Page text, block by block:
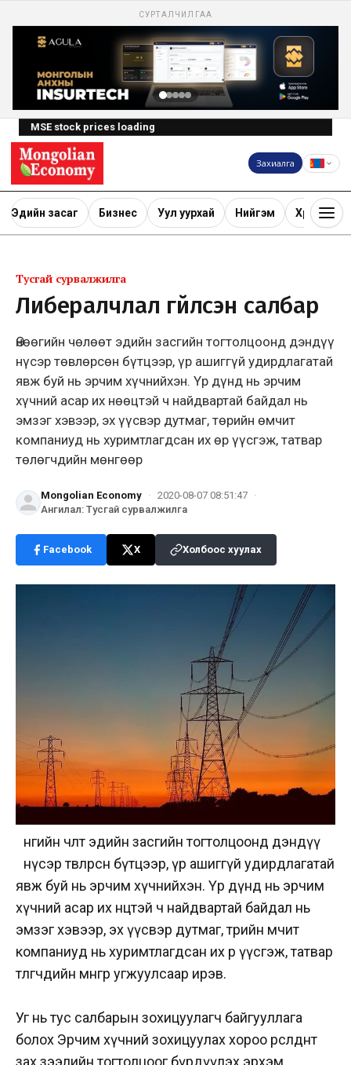
СУРТАЛЧИЛГАА
MSE stock prices loading
Захиалга
Эдийн засаг Бизнес Уул уурхай Нийгэм Хөрөнгө
Тусгай сурвалжилга
Либералчлал үгүйлсэн салбар
Өнөөгийн чөлөөт эдийн засгийн тогтолцоонд дэндүү
нүсэр төвлөрсөн бүтцээр, үр ашиггүй удирдлагатай
явж буй нь эрчим хүчнийхэн. Үр дүнд нь эрчим
хүчний асар их нөөцтэй ч найдвартай байдал нь
эмзэг хэвээр, эх үүсвэр дутмаг, төрийн өмчит
компаниуд нь хуримтлагдсан их өр үүсгэж, татвар
төлөгчдийн мөнгөөр
Mongolian Economy · 2020-08-07 08:51:47 ·
Ангилал: Тусгай сурвалжилга
Facebook X Холбоос хуулах
нөөгийн чөлөөт эдийн засгийн тогтолцоонд дэндүү
нүсэр төвлөрсөн бүтцээр, үр ашиггүй удирдлагатай
явж буй нь эрчим хүчнийхэн. Үр дүнд нь эрчим
хүчний асар их нөөцтэй ч найдвартай байдал нь
эмзэг хэвээр, эх үүсвэр дутмаг, төрийн өмчит
компаниуд нь хуримтлагдсан их өр үүсгэж, татвар
төлөгчдийн мөнгөөр угжуулсаар ирэв.
Уг нь тус салбарын зохицуулагч байгууллага
болох Эрчим хүчний зохицуулах хороо өрсөлдөөнт